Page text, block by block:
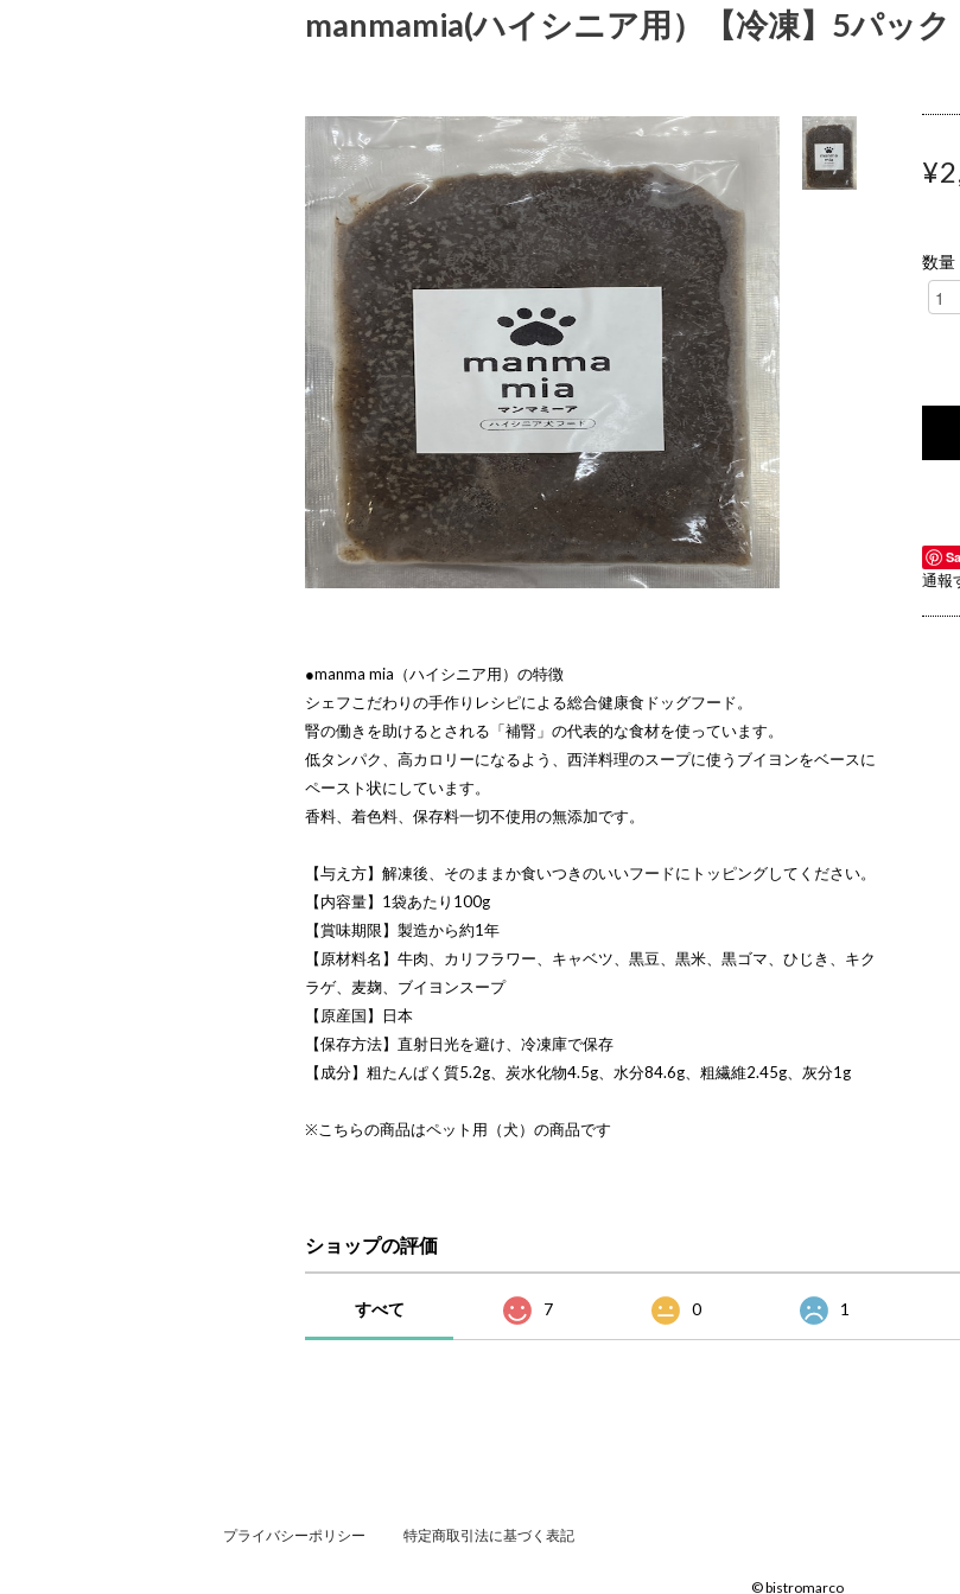
manmamia(ハイシニア用）【冷凍】5パック
●manma mia（ハイシニア用）の特徴
シェフこだわりの手作りレシピによる総合健康食ドッグフード。
腎の働きを助けるとされる「補腎」の代表的な食材を使っています。
低タンパク、高カロリーになるよう、西洋料理のスープに使うブイヨンをベースに
ペースト状にしています。
香料、着色料、保存料一切不使用の無添加です。
【与え方】解凍後、そのままか食いつきのいいフードにトッピングしてください。
【内容量】1袋あたり100g
【賞味期限】製造から約1年
【原材料名】牛肉、カリフラワー、キャベツ、黒豆、黒米、黒ゴマ、ひじき、キク
ラゲ、麦麹、ブイヨンスープ
【原産国】日本
【保存方法】直射日光を避け、冷凍庫で保存
【成分】粗たんぱく質5.2g、炭水化物4.5g、水分84.6g、粗繊維2.45g、灰分1g
※こちらの商品はペット用（犬）の商品です
数量
通報
ショップの評価
すべて 7 0 1
プライバシーポリシー 特定商取引法に基づく表記
© bistromarco